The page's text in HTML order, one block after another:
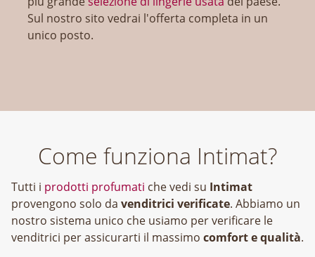
Sul nostro sito vedrai l'offerta completa in un
unico posto.
Come funziona Intimat?
Tutti i prodotti profumati che vedi su Intimat
provengono solo da venditrici verificate. Abbiamo un
nostro sistema unico che usiamo per verificare le
venditrici per assicurarti il massimo comfort e qualità.